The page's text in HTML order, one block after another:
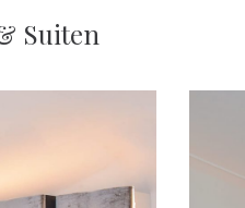
Suiten